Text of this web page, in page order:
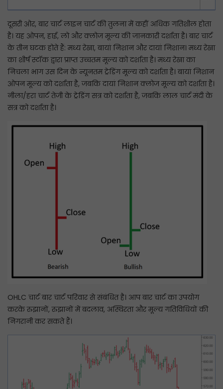
दूसरी ओर, बार चार्ट लाइन चार्ट की तुलना में कहीं अधिक गतिशील होता
है। यह ओपन, हाई, लो और क्लोज मूल्य की जानकारी दर्शाता है। बार चार्ट
के तीन घटक होते हैं: मध्य रेखा, बायां निशान और दायां निशान। मध्य रेखा
का शीर्ष स्टॉक द्वारा प्राप्त उच्चतम मूल्य को दर्शाता है। मध्य रेखा का
निचला भाग उस दिन के न्यूनतम ट्रेडिंग मूल्य को दर्शाता है। बायां निशान
ओपन मूल्य को दर्शाता है, जबकि दायां निशान क्लोज मूल्य को दर्शाता है।
नीला/हरा चार्ट तेजी के ट्रेडिंग सत्र को दर्शाता है, जबकि लाल चार्ट मंदी के
सत्र को दर्शाता है।
OHLC चार्ट बार चार्ट परिवार से संबंधित है। आप बार चार्ट का उपयोग
करके रुझानों, रुझानों में बदलाव, अस्थिरता और मूल्य गतिविधियों की
निगरानी कर सकते हैं।